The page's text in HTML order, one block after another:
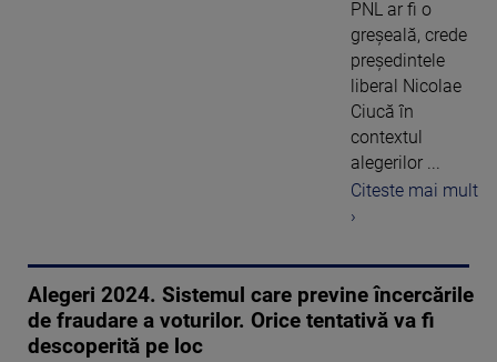
PNL ar fi o
greșeală, crede
președintele
liberal Nicolae
Ciucă în
contextul
alegerilor ...
Citeste mai mult
›
Alegeri 2024. Sistemul care previne încercările
de fraudare a voturilor. Orice tentativă va fi
descoperită pe loc